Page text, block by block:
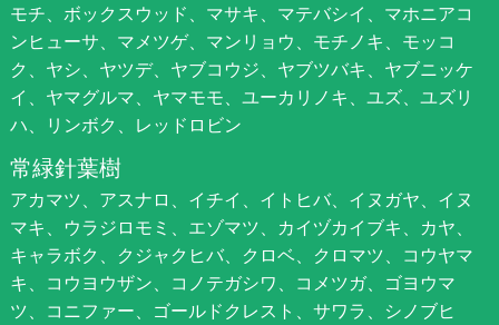
モチ、ボックスウッド、マサキ、マテバシイ、マホニアコ
ンヒューサ、マメツゲ、マンリョウ、モチノキ、モッコ
ク、ヤシ、ヤツデ、ヤブコウジ、ヤブツバキ、ヤブニッケ
イ、ヤマグルマ、ヤマモモ、ユーカリノキ、ユズ、ユズリ
ハ、リンボク、レッドロビン
常緑針葉樹
アカマツ、アスナロ、イチイ、イトヒバ、イヌガヤ、イヌ
マキ、ウラジロモミ、エゾマツ、カイヅカイブキ、カヤ、
キャラボク、クジャクヒバ、クロベ、クロマツ、コウヤマ
キ、コウヨウザン、コノテガシワ、コメツガ、ゴヨウマ
ツ、コニファー、ゴールドクレスト、サワラ、シノブヒ